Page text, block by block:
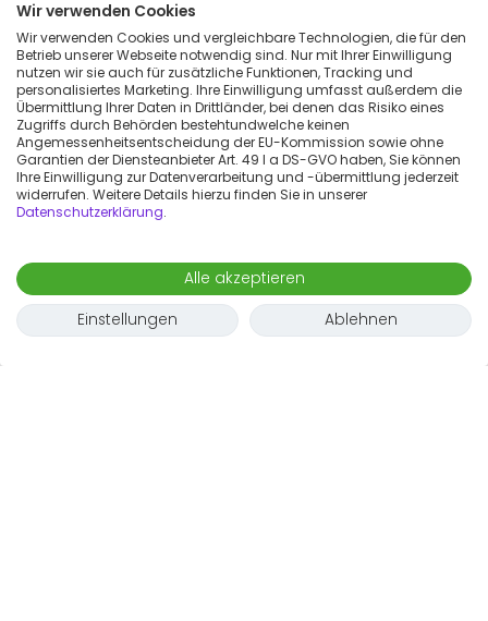
apple
Wir verwenden Cookies
Wir verwenden Cookies und vergleichbare Technologien, die für den
Betrieb unserer Webseite notwendig sind. Nur mit Ihrer Einwilligung
nutzen wir sie auch für zusätzliche Funktionen, Tracking und
personalisiertes Marketing. Ihre Einwilligung umfasst außerdem die
Übermittlung Ihrer Daten in Drittländer, bei denen das Risiko eines
Zugriffs durch Behörden bestehtundwelche keinen
Angemessenheitsentscheidung der EU-Kommission sowie ohne
Garantien der Diensteanbieter Art. 49 I a DS-GVO haben, Sie können
Ihre Einwilligung zur Datenverarbeitung und -übermittlung jederzeit
widerrufen. Weitere Details hierzu finden Sie in unserer
Datenschutzerklärung.
Alle akzeptieren
Einstellungen
Ablehnen